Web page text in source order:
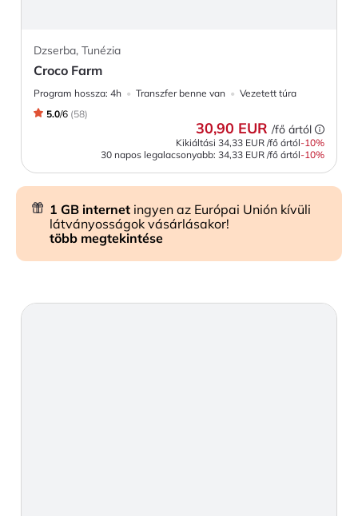
Dzserba, Tunézia
Croco Farm
Program hossza: 4h Transzfer benne van
Vezetett túra
5.0/6 (58)
30,90 EUR /fő ártól
Kikiáltási 34,33 EUR /fő ártól-10%
30 napos legalacsonyabb: 34,33 EUR /fő ártól-10%
1 GB internet ingyen az Európai Unión kívüli
látványosságok vásárlásakor!
több megtekintése